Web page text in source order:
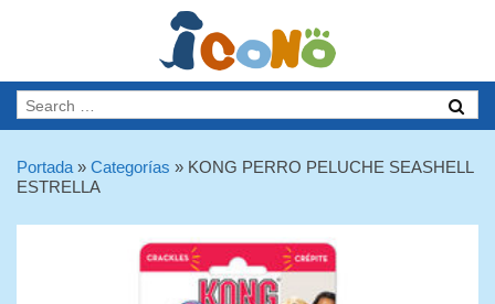
Portada » Categorías » KONG PERRO PELUCHE SEASHELL
ESTRELLA